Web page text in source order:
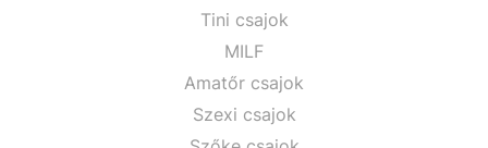
Tini csajok
MILF
Amatőr csajok
Szexi csajok